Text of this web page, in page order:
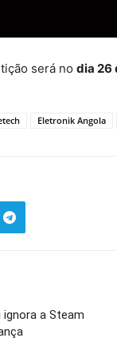
será no dia 26
Eletronik Angola
ignora a Steam